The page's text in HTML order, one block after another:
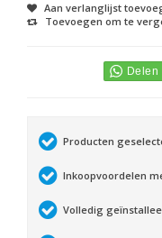
Aan verlanglijst
Toevoegen om te
Producten
Inkoopvoordelen
Volledig